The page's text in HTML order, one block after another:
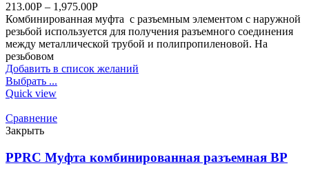
213.00Р – 1,975.00Р
Комбинированная муфта с разъемным элементом с наружной
резьбой используется для получения разъемного соединения
между металлической трубой и полипропиленовой. На
резьбовом
Добавить в список желаний
Выбрать ...
Quick view
Сравнение
Закрыть
PPRC Муфта комбинированная разъемная ВР